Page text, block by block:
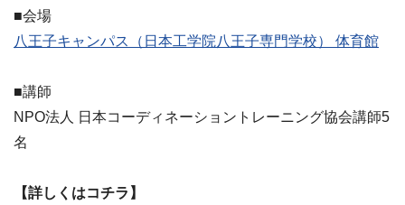
■会場
八王子キャンパス（日本工学院八王子専門学校） 体育館
■講師
NPO法人 日本コーディネーショントレーニング協会講師5
名
【詳しくはコチラ】